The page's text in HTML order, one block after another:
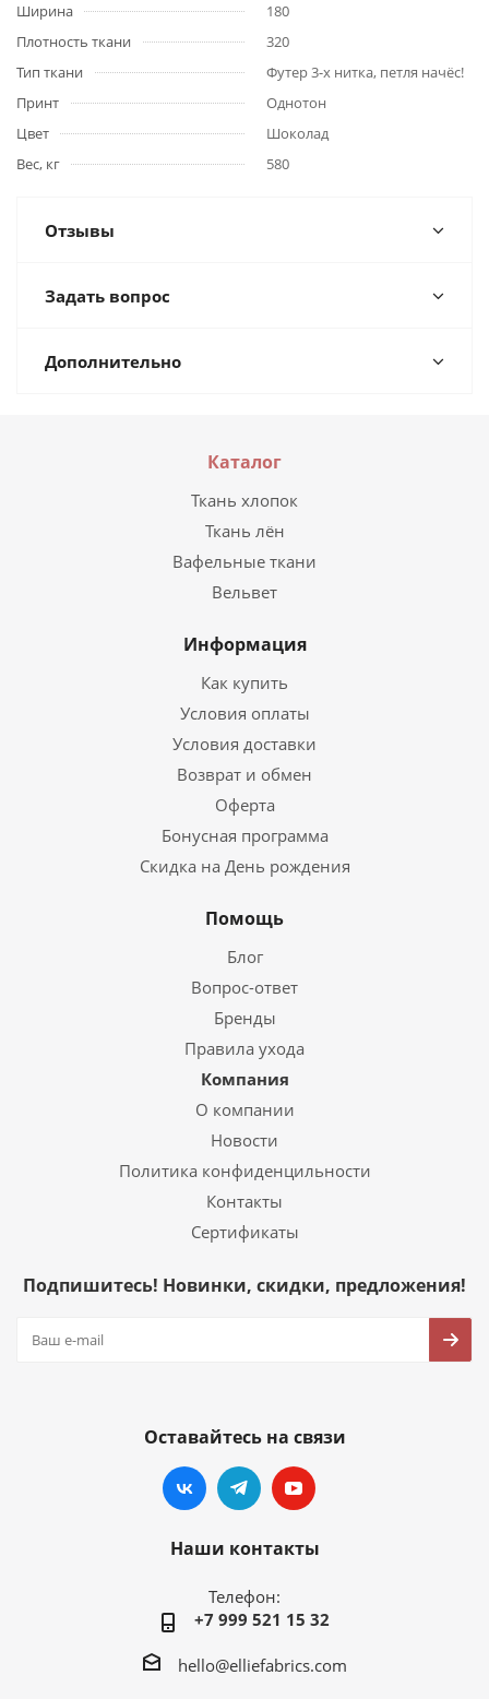
Ширина
180
Плотность ткани
320
Тип ткани
Футер 3-х нитка, петля начёс!
Принт
Однотон
Цвет
Шоколад
Вес, кг
580
Отзывы
Задать вопрос
Дополнительно
Каталог
Ткань хлопок
Ткань лён
Вафельные ткани
Вельвет
Информация
Как купить
Условия оплаты
Условия доставки
Возврат и обмен
Оферта
Бонусная программа
Скидка на День рождения
Помощь
Блог
Вопрос-ответ
Бренды
Правила ухода
Компания
О компании
Новости
Политика конфиденцильности
Контакты
Сертификаты
Подпишитесь! Новинки, скидки, предложения!
Оставайтесь на связи
Наши контакты
Телефон:
+7 999 521 15 32
hello@elliefabrics.com